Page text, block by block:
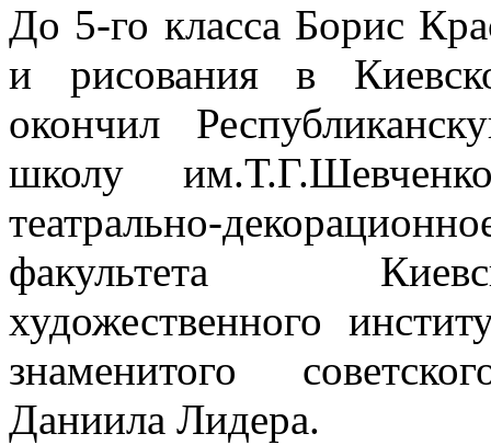
До 5-го класса Борис
и рисования в
окончил
школу
театрально-
факультета
художественного
знаменитого
Даниила Лидера.